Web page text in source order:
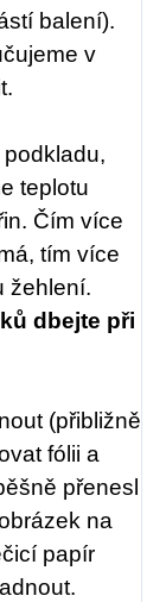
balení).
v
teplotu
Čím více
tím více
žehlení.
dbejte při
(přibližně
fólii a
přenesl
na
papír